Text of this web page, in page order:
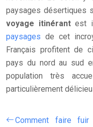
paysages désertiques
voyage itinérantest
paysages de cet
Français profitent de
pays du nord au sud
population très
particulièrement
Comment faire